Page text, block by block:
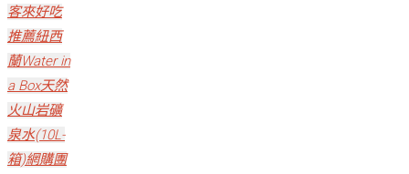
客來好吃
推薦紐西
蘭Water in
a Box天然
火山岩礦
泉水(10L-
箱)網購團